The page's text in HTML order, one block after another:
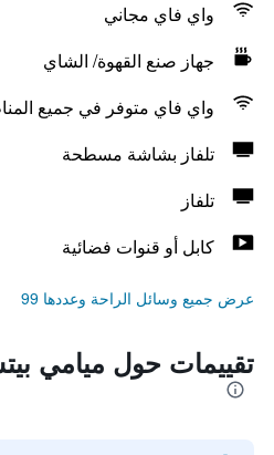
واي فاي مجاني
جهاز صنع القهوة/ الشاي
واي فاي متوفر في جميع
تلفاز بشاشة مسطحة
تلفاز
كابل أو قنوات فضائية
عرض جميع وسائل الراحة وعددها 99
تقييمات حول ميامي